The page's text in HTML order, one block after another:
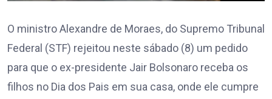
O ministro Alexandre de Moraes, do Supremo Tribunal
Federal (STF) rejeitou neste sábado (8) um pedido
para que o ex-presidente Jair Bolsonaro receba os
filhos no Dia dos Pais em sua casa, onde ele cumpre